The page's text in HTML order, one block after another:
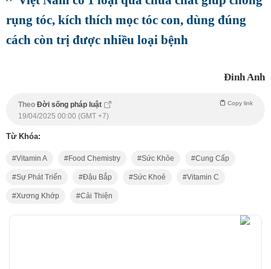
rụng tóc, kích thích mọc tóc con, dùng đúng
cách còn trị được nhiều loại bệnh
Đinh Anh
Theo Đời sống pháp luật Copy link
19/04/2025 00:00 (GMT +7)
Từ Khóa:
Vitamin A Food Chemistry Sức Khỏe Cung Cấp
Sự Phát Triển Đậu Bắp Sức Khoẻ Vitamin C
Xương Khớp Cải Thiện